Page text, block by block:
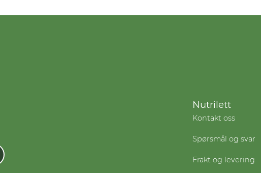
Nutrilett
Kontakt oss
Spørsmål og svar
Frakt og levering